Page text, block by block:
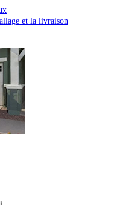
et la livraison